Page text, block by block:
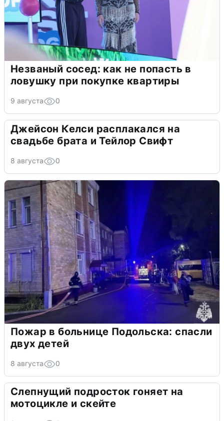
Незваный сосед: как не попасть в
ловушку при покупке квартиры
9 августа 0
Джейсон Келси расплакался на
свадьбе брата и Тейлор Свифт
8 августа 0
Пожар в больнице Подольска: спасли
двух детей
8 августа 0
Слепнущий подросток гоняет на
мотоцикле и скейте